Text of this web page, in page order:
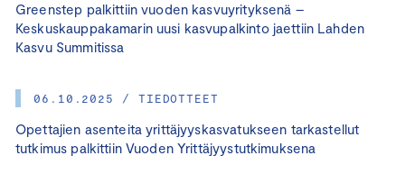
Greenstep palkittiin vuoden kasvuyrityksenä –
Keskuskauppakamarin uusi kasvupalkinto jaettiin Lahden
Kasvu Summitissa
06.10.2025 / TIEDOTTEET
Opettajien asenteita yrittäjyyskasvatukseen tarkastellut
tutkimus palkittiin Vuoden Yrittäjyystutkimuksena